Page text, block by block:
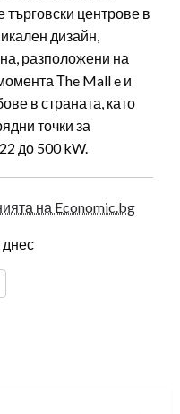
центрове в
дизайн,
разположени на
Тhe Mall e и
в страната, като
точки за
до 500 kW.
на Economic.bg
днес